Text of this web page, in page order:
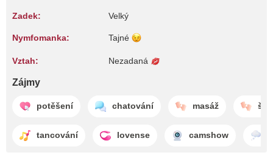
Zadek: Velký
Nymfomanka: Tajné
Vztah: Nezadaná
Zájmy
potěšení chatování masáž
tancování lovense camshow